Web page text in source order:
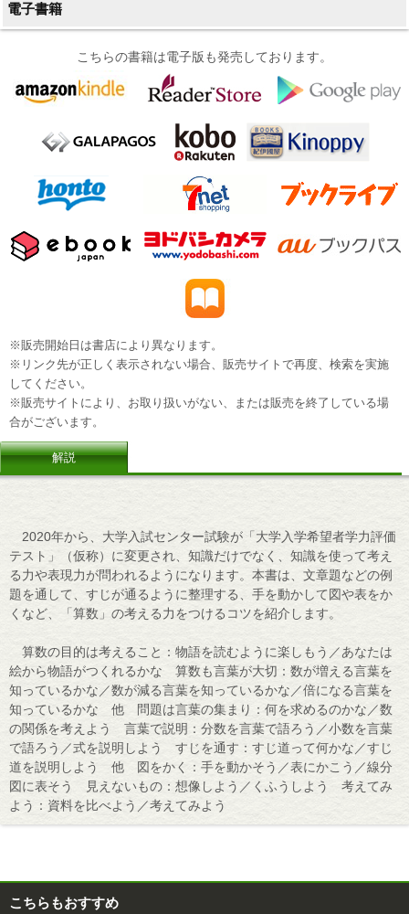
電子書籍
こちらの書籍は電子版も発売しております。
※販売開始日は書店により異なります。
※リンク先が正しく表示されない場合、販売サイトで再度、検索を実施
してください。
※販売サイトにより、お取り扱いがない、または販売を終了している場
合がございます。
解説
2020年から、大学入試センター試験が「大学入学希望者学力評価
テスト」（仮称）に変更され、知識だけでなく、知識を使って考え
る力や表現力が問われるようになります。本書は、文章題などの例
題を通して、すじが通るように整理する、手を動かして図や表をか
くなど、「算数」の考える力をつけるコツを紹介します。
算数の目的は考えること：物語を読むように楽しもう／あなたは
絵から物語がつくれるかな 算数も言葉が大切：数が増える言葉を
知っているかな／数が減る言葉を知っているかな／倍になる言葉を
知っているかな 他 問題は言葉の集まり：何を求めるのかな／数
の関係を考えよう 言葉で説明：分数を言葉で語ろう／小数を言葉
で語ろう／式を説明しよう すじを通す：すじ道って何かな／すじ
道を説明しよう 他 図をかく：手を動かそう／表にかこう／線分
図に表そう 見えないもの：想像しよう／くふうしよう 考えてみ
よう：資料を比べよう／考えてみよう
こちらもおすすめ